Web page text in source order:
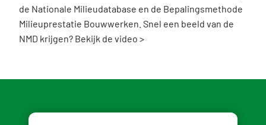
de Nationale Milieudatabase en de Bepalingsmethode
Milieuprestatie Bouwwerken. Snel een beeld van de
NMD krijgen? Bekijk de video >